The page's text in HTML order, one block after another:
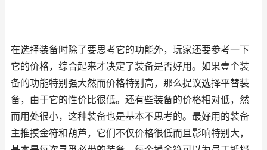
在选择装备时除了要思考它的功能外，玩家还要参考一下
它的价格，综合起来才决定了装备是否好用。如果壹个装
备的功能特别强大然而价格特别高，那么提议选择平替装
备，由于它的性价比很低。还有些装备的价格相对低，然
而用处很小，这种装备也是基本不思考的。最好用的装备
主推摸金符和葫芦，它们不仅价格很低而且影响特别大，